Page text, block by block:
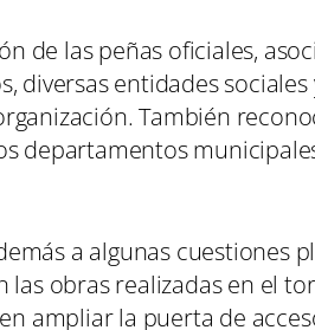
de las peñas oficiales,
diversas entidades sociales
También
departamentos
a algunas cuestiones
obras realizadas en el
ampliar la puerta de